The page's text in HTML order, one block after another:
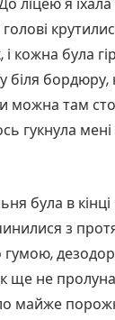
ліцею я
кожна була
бордюру,
можна там
гукнула
була в
з
гумою,
ще не
майже